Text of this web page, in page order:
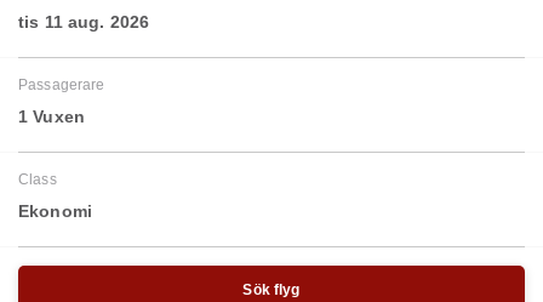
tis 11 aug. 2026
Passagerare
1 Vuxen
Class
Ekonomi
Sök flyg